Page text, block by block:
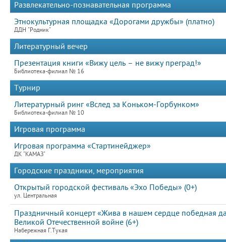
Развлекательно-познавательная программа
Этнокультурная площадка «Дорогами дружбы» (платно)
ДДН "Родник"
Литературный вечер
Презентация книги «Вижу цель – не вижу преград!»
Библиотека-филиал № 16
Турнир
Литературный ринг «Вслед за Коньком-Горбунком»
Библиотека-филиал № 10
Игровая программа
Игровая программа «Стартинейджер»
ДК "КАМАЗ"
Городские праздники, мероприятия
Открытый городской фестиваль «Эхо Победы» (0+)
ул. Центральная
Праздничный концерт «Жива в нашем сердце победная
Великой Отечественной войне (6+)
Набережная Г.Тукая